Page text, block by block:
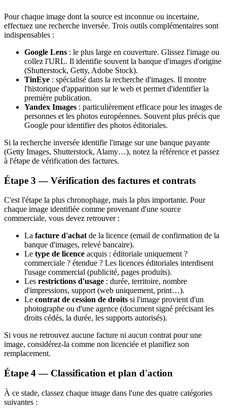
Pour chaque image dont la source est inconnue ou incertaine,
effectuez une recherche inversée. Trois outils complémentaires sont
indispensables :
Google Lens : le plus large en couverture. Glissez l'image ou
collez l'URL. Il identifie souvent la banque d'images d'origine
(Shutterstock, Getty, Adobe Stock).
TinEye : spécialisé dans la recherche d'images. Il montre
l'historique d'apparition sur le web et permet d'identifier la
première publication.
Yandex Images : particulièrement efficace pour les images de
personnes et les photos européennes. Souvent plus précis que
Google pour identifier des photos éditoriales.
Si la recherche inversée identifie l'image sur une banque payante
(Getty Images, Shutterstock, Alamy…), notez la référence et passez
à l'étape de vérification des factures.
Étape 3 — Vérification des factures et contrats
C'est l'étape la plus chronophage, mais la plus importante. Pour
chaque image identifiée comme provenant d'une source
commerciale, vous devez retrouver :
La facture d'achat de la licence (email de confirmation de la
banque d'images, relevé bancaire).
Le type de licence acquis : éditoriale uniquement ?
commerciale ? étendue ? Les licences éditoriales interdisent
l'usage commercial (publicité, pages produits).
Les restrictions d'usage : durée, territoire, nombre
d'impressions, support (web uniquement, print…).
Le contrat de cession de droits si l'image provient d'un
photographe ou d'une agence (document signé précisant les
droits cédés, la durée, les supports autorisés).
Si vous ne retrouvez aucune facture ni aucun contrat pour une
image, considérez-la comme non licenciée et planifiez son
remplacement.
Étape 4 — Classification et plan d'action
À ce stade, classez chaque image dans l'une des quatre catégories
suivantes :